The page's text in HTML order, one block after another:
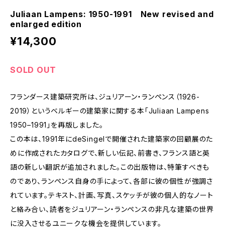
Juliaan Lampens: 1950-1991 New revised and
enlarged edition
¥14,300
SOLD OUT
フランダース建築研究所は、ジュリアーン・ランペンス（1926-
2019）というベルギーの建築家に関する本「Juliaan Lampens
1950–1991」を再版しました。
この本は、1991年にdeSingelで開催された建築家の回顧展のた
めに作成されたカタログで、新しい伝記、前書き、フランス語と英
語の新しい翻訳が追加されました。この出版物は、特筆すべきも
のであり、ランペンス自身の手によって、各部に彼の個性が強調さ
れています。テキスト、計画、写真、スケッチが彼の個人的なノート
と絡み合い、読者をジュリアーン・ランペンスの非凡な建築の世界
に没入させるユニークな機会を提供しています。